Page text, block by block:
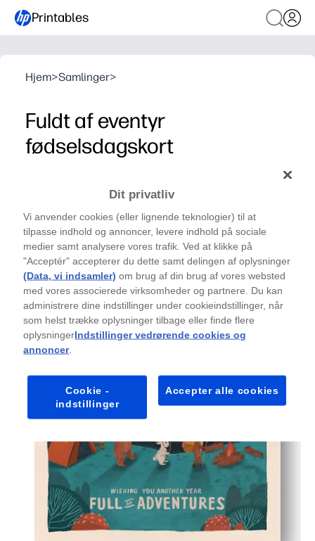
Printables
Hjem>Samlinger>
Fuldt af eventyr
fødselsdagskort
Fuld af eventyr fødselsdagskort (af June Digan)
Dit privatliv
Vi anvender cookies (eller lignende teknologier) til at
tilpasse indhold og annoncer, levere indhold på sociale
medier samt analysere vores trafik. Ved at klikke på
"Acceptér" accepterer du dette samt delingen af oplysninger
(Data, vi indsamler) om brug af din brug af vores websted
med vores associerede virksomheder og partnere. Du kan
administrere dine indstillinger under cookieindstillinger, når
som helst trække oplysninger tilbage eller finde flere
oplysningerIndstillinger vedrørende cookies og
annoncer.
Cookie -
indstillinger
Accepter alle cookies